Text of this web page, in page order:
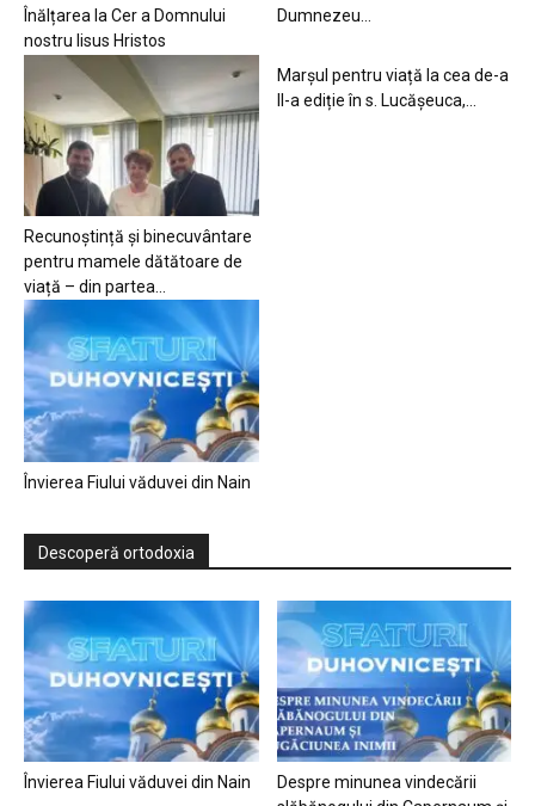
Înălțarea la Cer a Domnului
nostru Iisus Hristos
Dumnezeu…
Recunoștință și binecuvântare
pentru mamele dătătoare de
viață – din partea...
Marșul pentru viață la cea de-a
II-a ediție în s. Lucășeuca,...
Învierea Fiului văduvei din Nain
Descoperă ortodoxia
Învierea Fiului văduvei din Nain
Despre minunea vindecării